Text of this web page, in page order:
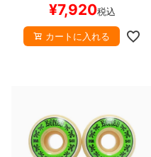
¥7,920税込
カートに入れる
8.7inch
8.8inch
72mm
スケートケース・バッグ
29cm
ソックス